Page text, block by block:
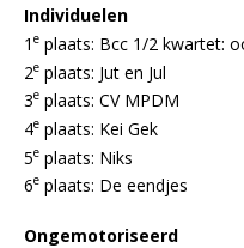
Individuelen
1 e plaats: Bcc 1/2 kwartet:
2e plaats: Jut en Jul
3e plaats: CV MPDM
4e plaats: Kei Gek
5e plaats: Niks
6e plaats: De eendjes
Ongemotoriseerd